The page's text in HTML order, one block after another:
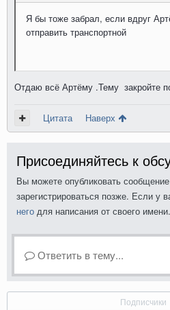
Я бы тоже забрал, если вдруг
отправить транспортной
Отдаю всё Артёму .Тему закройте
Цитата Наверх
Присоединяйтесь к
Вы можете опубликовать
зарегистрироваться позже. Если у
него для написания от своего имени.
Ответить в тему...
Подписчики